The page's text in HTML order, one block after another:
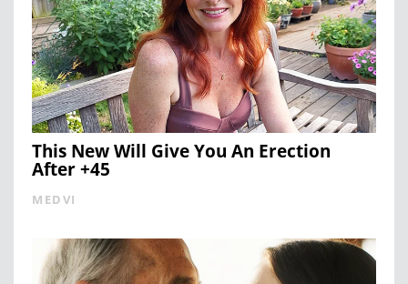
This New Will Give You An Erection
After +45
MEDVI